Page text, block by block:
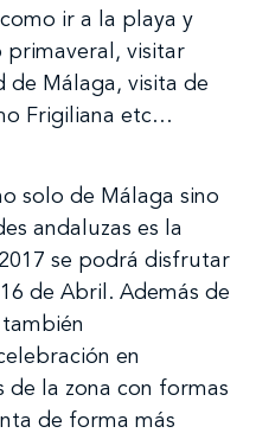
ir a la playa y
primaveral, visitar
de Málaga, visita de
Frigiliana etc…
solo de Málaga sino
andaluzas es la
se podrá disfrutar
de Abril. Además de
en
de la zona con formas
de forma más